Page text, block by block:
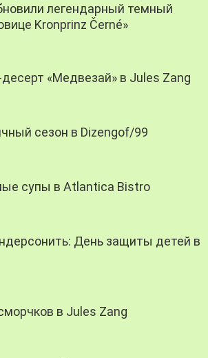
легендарный темный
Kronprinz Černé»
«Медвезай» в Jules Zang
сезон в Dizengof/99
супы в Atlantica Bistro
День защиты детей в
в Jules Zang